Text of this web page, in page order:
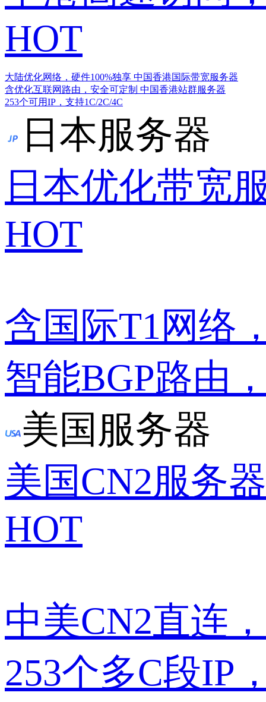
HOT
大陆优化网络，硬件100%独享 中国香港国际带宽服务器
含优化互联网路由，安全可定制 中国香港站群服务器
253个可用IP，支持1C/2C/4C
日本服务器
日本优化带宽
HOT
含国际T1网络
智能BGP路由
美国服务器
美国CN2服务器
HOT
中美CN2直连
253个多C段IP